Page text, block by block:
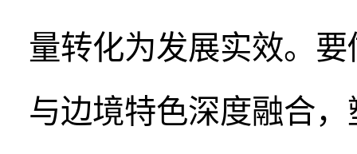
量转化为发展实效。
与边境特色深度融合